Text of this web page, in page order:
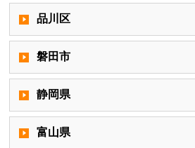
品川区
磐田市
静岡県
富山県